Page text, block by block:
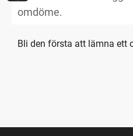
Bli den första att lämna ett